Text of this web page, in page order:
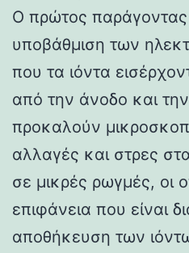
Ο πρώτος παράγοντας
υποβάθμιση των
που τα ιόντα
από την άνοδο και
προκαλούν
αλλαγές και στρες
σε μικρές ρωγμές, οι
επιφάνεια που είναι
αποθήκευση των